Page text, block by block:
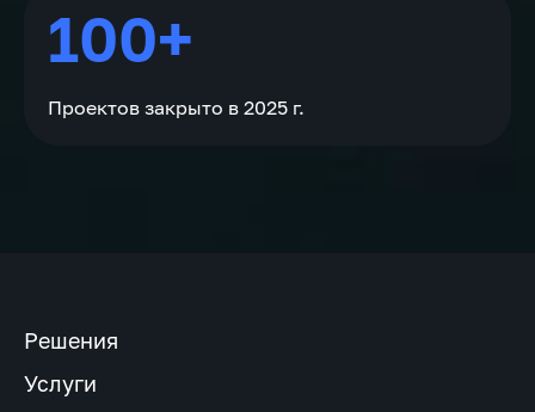
100+
Проектов закрыто в 2025 г.
Решения
Услуги